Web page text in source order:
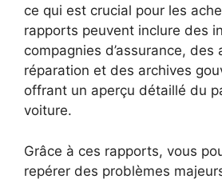
ce qui est crucial pour les
rapports peuvent inclure des
compagnies d’assurance, des
réparation et des archives
offrant un aperçu détaillé du
voiture.
Grâce à ces rapports, vous
repérer des problèmes